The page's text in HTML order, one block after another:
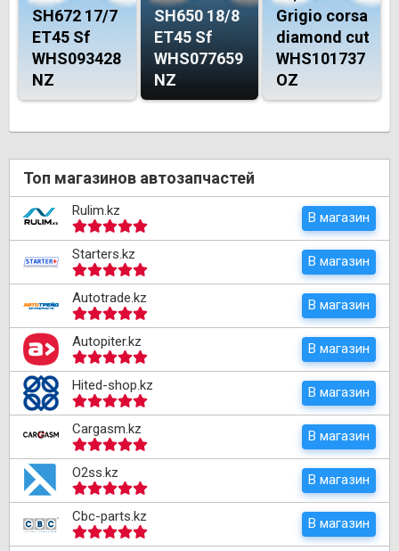
SH672 17/7
ET45 Sf
WHS093428
NZ
SH650 18/8
ET45 Sf
WHS077659
NZ
Grigio corsa
diamond cut
WHS101737
OZ
Топ магазинов автозапчастей
Rulim.kz В магазин
Starters.kz В магазин
Autotrade.kz В магазин
Autopiter.kz В магазин
Hited-shop.kz В магазин
Cargasm.kz В магазин
O2ss.kz В магазин
Cbc-parts.kz В магазин